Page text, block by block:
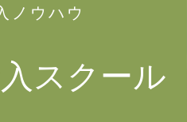
スクール
ノウハウ